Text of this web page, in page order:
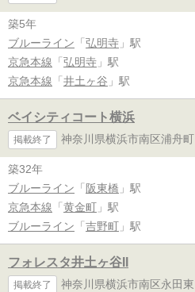
築5年
ブルーライン 「 弘明寺 」駅
京急本線 「 弘明寺 」駅
京急本線 「 井土ヶ谷 」駅
ベイシティコート横浜
掲載終了 神奈川県横浜市南区浦舟町
築32年
ブルーライン 「 阪東橋 」駅
京急本線 「 黄金町 」駅
ブルーライン 「 吉野町 」駅
フォレスタ井土ヶ谷II
掲載終了 神奈川県横浜市南区永田東